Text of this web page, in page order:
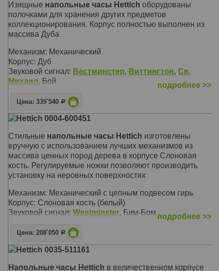
Изящные напольные часы Hettich оборудованы
полочками для хранения других предметов
коллекционирования. Корпус полностью выполнен из
массива Дуба
Механизм: Механический
Корпус: Дуб
Звуковой сигнал: Вестминстер, Виттингтон, Св.
Михаил, Бой
подробнее >>
Цена: 339`540 Р
Hettich 0004-600451
Стильные напольные часы Hettich изготовлены
вручную с использованием лучших механизмов из
массива ценных пород дерева в корпусе Слоновая
кость. Регулируемые ножки позволяют производить
установку на неровных поверхностях
Механизм: Механический с цепным подвесом гирь
Корпус: Слоновая кость (белый)
Звуковой сигнал: Westminster, Бим-Бом подробнее >>
Цена: 208`050 Р
Hettich 0035-511161
Напольные часы Hettich в величественном корпусе